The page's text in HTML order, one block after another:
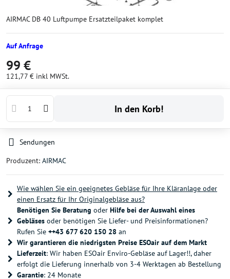
AIRMAC DB 40 Luftpumpe Ersatzteilpaket komplet
Auf Anfrage
99 €
121,77 € inkl MWSt.
In den Korb!
Sendungen
Produzent: AIRMAC
Wie wählen Sie ein geeignetes Gebläse für Ihre Kläranlage oder
einen Ersatz für Ihr Originalgebläse aus?
Benötigen Sie Beratung oder Hilfe bei der Auswahl eines
Gebläses oder benötigen Sie Liefer- und Preisinformationen?
Rufen Sie ++43 677 620 150 28 an
Wir garantieren die niedrigsten Preise ESOair auf dem Markt
Lieferzeit: Wir haben ESOair Enviro-Gebläse auf Lager!!, daher
erfolgt die Lieferung innerhalb von 3-4 Werktagen ab Bestellung
Garantie: 24 Monate